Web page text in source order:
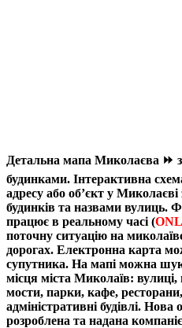
Детальна мапа Миколаєва ⏩
будинками. Інтерактивна
адресу або об’єкт у
будинків та назвами вулиць.
працює в реальному часі (
поточну ситуацію на
дорогах. Електронна карта
супутника. На мапі можна
місця міста Миколаїв:
мости, парки, кафе,
адміністративні будівлі.
розроблена та надана